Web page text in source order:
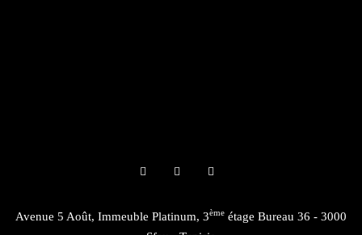
Avenue 5 Août, Immeuble Platinum, 3ème étage Bureau 36 - 3000